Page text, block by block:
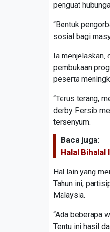
penguat
“Bentuk
sosial bagi
Ia menjelaskan,
pembukaan
peserta
“Terus terang,
derby Persib
tersenyum.
Baca juga:
Halal
Hal lain yang
Tahun ini,
Malaysia.
“Ada beberapa
Tentu ini hasil